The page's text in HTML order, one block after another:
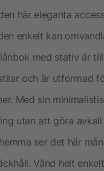
här eleganta
enkelt kan
med stativ är
och är utformad
Med sin
utan att göra avkall
ser det här
Vänd helt